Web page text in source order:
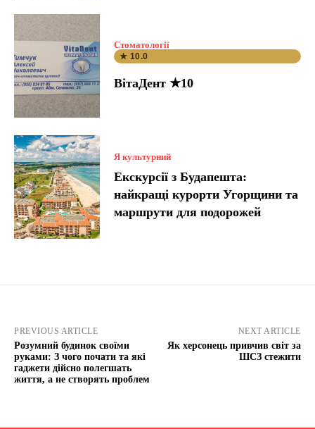
Стоматології
★ 10.0
ВітаДент ★10
Я культурний
Екскурсії з Будапешта:
найкращі курорти Угорщини та
маршрути для подорожей
PREVIOUS ARTICLE
Розумний будинок своїми
руками: З чого почати та які
гаджети дійсно полегшать
життя, а не створять проблем
NEXT ARTICLE
Як херсонець привчив світ за
ШСЗ стежити